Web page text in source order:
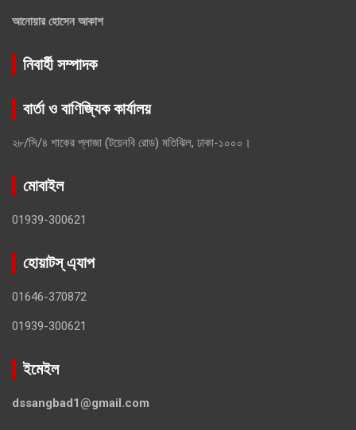
আনোয়ার হোসেন আকাশ
নিবার্হী সম্পাদক
বার্তা ও বাণিজ্যিক কার্যালয়
২৮/সি/৪ শাকের প্লাজা (টয়েনবি রোড) মতিঝিল, ঢাকা-১০০০।
মোবাইল
01939-300621
হোয়াটস্ এ্যাপ
01646-370872
01939-300621
ইমেইল
dssangbad1@gmail.com